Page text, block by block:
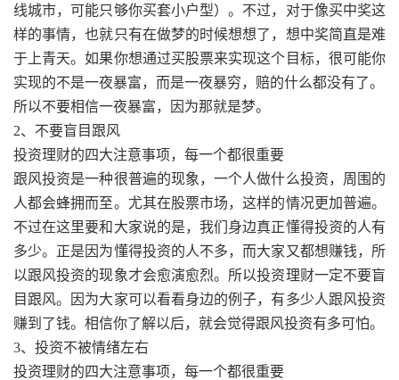
线城市，可能只够你买套小户型）。不过，对于像买中奖这
样的事情，也就只有在做梦的时候想想了，想中奖简直是难
于上青天。如果你想通过买股票来实现这个目标，很可能你
实现的不是一夜暴富，而是一夜暴穷，赔的什么都没有了。
所以不要相信一夜暴富，因为那就是梦。
2、不要盲目跟风
投资理财的四大注意事项，每一个都很重要
跟风投资是一种很普遍的现象，一个人做什么投资，周围的
人都会蜂拥而至。尤其在股票市场，这样的情况更加普遍。
不过在这里要和大家说的是，我们身边真正懂得投资的人有
多少。正是因为懂得投资的人不多，而大家又都想赚钱，所
以跟风投资的现象才会愈演愈烈。所以投资理财一定不要盲
目跟风。因为大家可以看看身边的例子，有多少人跟风投资
赚到了钱。相信你了解以后，就会觉得跟风投资有多可怕。
3、投资不被情绪左右
投资理财的四大注意事项，每一个都很重要